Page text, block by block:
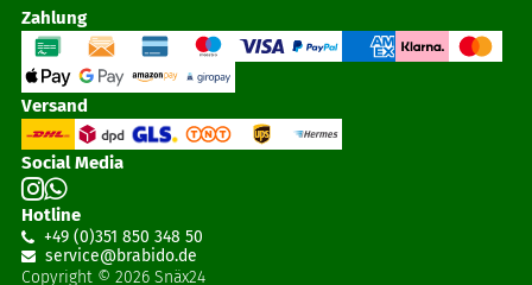
Zahlung
Versand
Social Media
Hotline
+49 (0)351 850 348 50
service@brabido.de
Copyright © 2026 Snäx24